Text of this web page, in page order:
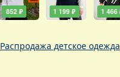
852 ₽ 1 199 ₽ 1 466
Распродажа детское